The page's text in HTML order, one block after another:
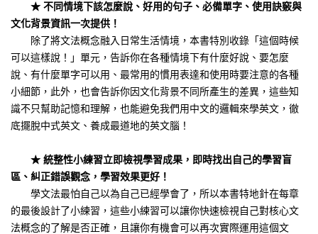
★ 不同情境下該怎麼說、好用的句子、必備單字、使用訣竅與
文化背景資訊一次提供！
除了將文法概念融入日常生活情境，本書特別收錄「這個時候
可以這樣說！」單元，告訴你在各種情境下有什麼好說、要怎麼
說、有什麼單字可以用、最常用的慣用表達和使用時要注意的各種
小細節，此外，也會告訴你因文化背景不同所產生的差異，這些知
識不只幫助記憶和理解，也能避免我們用中文的邏輯來學英文，徹
底擺脫中式英文、養成最道地的英文腦！
★ 統整性小練習立即檢視學習成果，即時找出自己的學習盲
區、糾正錯誤觀念，學習效果更好！
學文法最怕自己以為自己已經學會了，所以本書特地針在每章
的最後設計了小練習，這些小練習可以讓你快速檢視自己對核心文
法概念的了解是否正確，且讓你有機會可以再次實際運用這個文